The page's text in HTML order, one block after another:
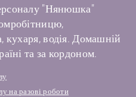
"Нянюшка"
кухаря, водія. Домашній
та за кордоном.
на разові роботи